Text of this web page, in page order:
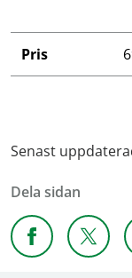
Pris
Senast
Dela sidan
Dela sidan på
Dela